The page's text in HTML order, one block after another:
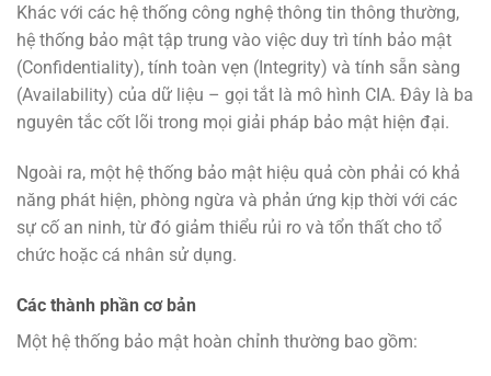
Khác với các hệ thống công nghệ thông tin thông thường,
hệ thống bảo mật tập trung vào việc duy trì tính bảo mật
(Confidentiality), tính toàn vẹn (Integrity) và tính sẵn sàng
(Availability) của dữ liệu – gọi tắt là mô hình CIA. Đây là ba
nguyên tắc cốt lõi trong mọi giải pháp bảo mật hiện đại.
Ngoài ra, một hệ thống bảo mật hiệu quả còn phải có khả
năng phát hiện, phòng ngừa và phản ứng kịp thời với các
sự cố an ninh, từ đó giảm thiểu rủi ro và tổn thất cho tổ
chức hoặc cá nhân sử dụng.
Các thành phần cơ bản
Một hệ thống bảo mật hoàn chỉnh thường bao gồm: